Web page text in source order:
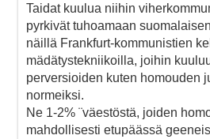
Taidat kuulua niihin
pyrkivät tuhoamaan
näillä Frankfurt-kommunistien
mädätystekniikoilla, joihin
perversioiden kuten homouden
normeiksi.
Ne 1-2% ¨väestöstä, joiden
mahdollisesti etupäässä